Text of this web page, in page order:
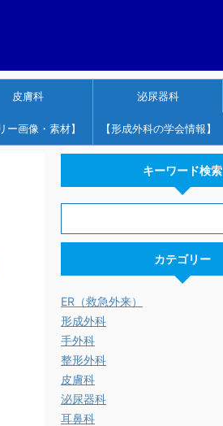
皮膚科 泌尿器科
ー画像・素材】 【形成外科の学会情報】
キーワード検索
カテゴリー
ER（救急外来）
形成外科
手外科
整形外科
皮膚科
泌尿器科
耳鼻科